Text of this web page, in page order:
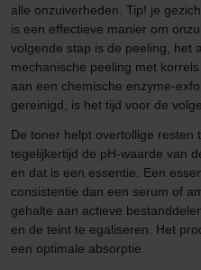
alle onzuiverheden. Tip! je
is een effectieve manier om
volgende stap is de peeling, het
mechanische peeling met
aan een chemische enzyme-
gereinigd, is het tijd voor de
De toner helpt overtollige resten
tegelijkertijd de pH-waarde van
en dat is een essentie. Een
consistentie dan een serum of
gehalte aan actieve
en de teint te egaliseren. Het
een optimale absorptie.